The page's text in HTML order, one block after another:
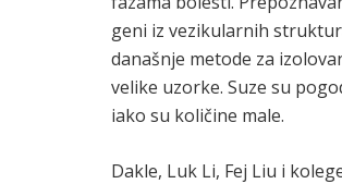
geni iz vezikularnih
današnje metode za
velike uzorke. Suze su
iako su količine male.
Dakle, Luk Li, Fej Liu i